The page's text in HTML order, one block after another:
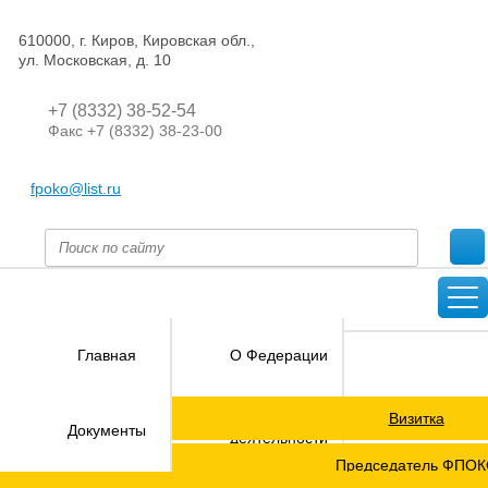
610000, г. Киров, Кировская обл.,
ул. Московская, д. 10
+7 (8332) 38-52-54
Факс +7 (8332) 38-23-00
fpoko@list.ru
Главная О Федерации
Визитка
Председатель
Документы
деятельности